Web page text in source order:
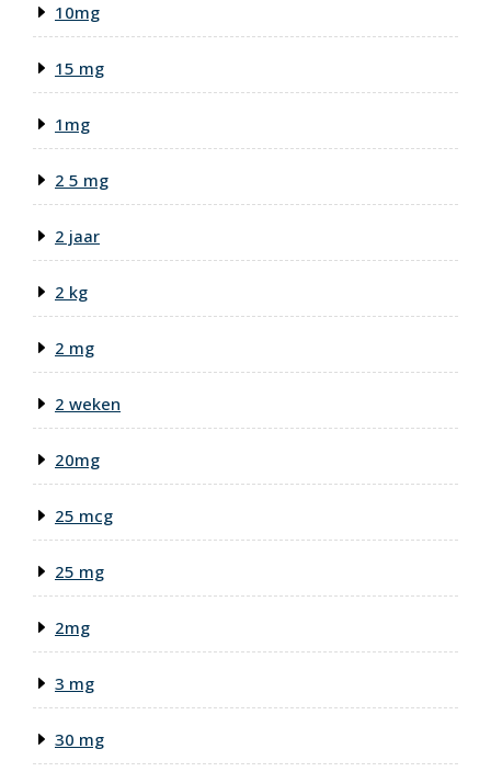
10mg
15 mg
1mg
2 5 mg
2 jaar
2 kg
2 mg
2 weken
20mg
25 mcg
25 mg
2mg
3 mg
30 mg